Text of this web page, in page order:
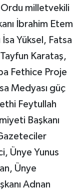
milletvekili
İbrahim Etem
İsa Yüksel, Fatsa
Karataş,
Fethice Proje
Medyası güç
Feytullah
Başkanı
Ünye Yunus
Ünye
Adnan